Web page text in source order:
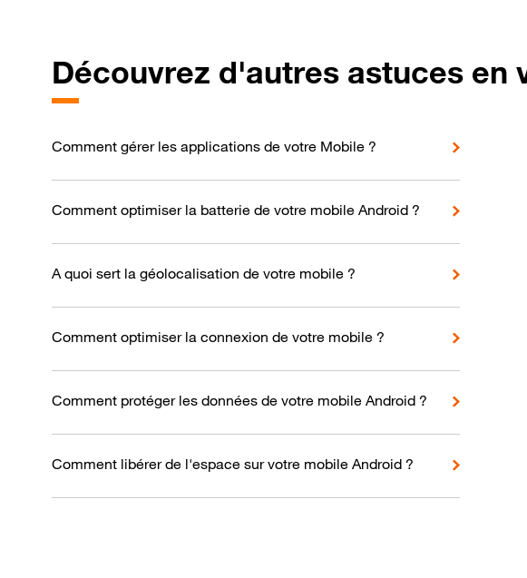
Découvrez d'autres astuces en
Comment gérer les applications de votre Mobile ?
Comment optimiser la batterie de votre mobile Android ?
A quoi sert la géolocalisation de votre mobile ?
Comment optimiser la connexion de votre mobile ?
Comment protéger les données de votre mobile Android ?
Comment libérer de l'espace sur votre mobile Android ?